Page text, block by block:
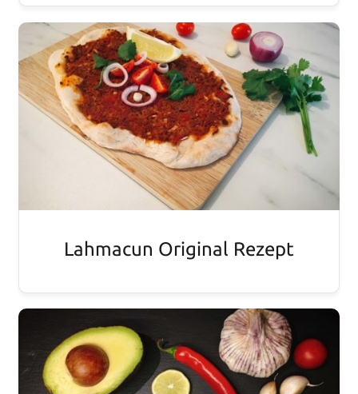
Lahmacun Original Rezept